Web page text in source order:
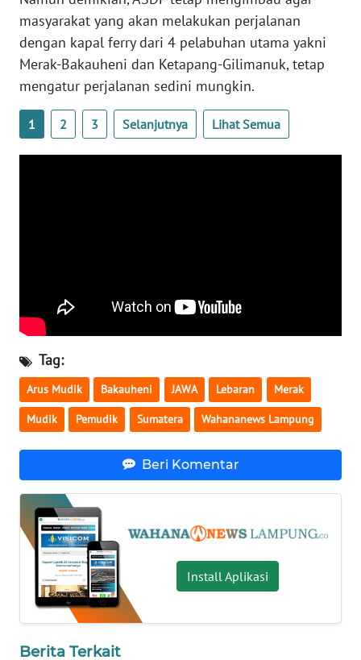
masyarakat yang akan melakukan perjalanan
dengan kapal ferry dari 4 pelabuhan utama yakni
Merak-Bakauheni dan Ketapang-Gilimanuk, tetap
mengatur perjalanan sedini mungkin.
1 2 3 Selanjutnya Lihat Semua
Tag:
Arus Mudik Bakauheni JAWA Lebaran Merak
Mudik Pemudik Sumatera Wahananews Lampung
Beri Komentar
Install Aplikasi
Berita Terkait
WN
SERAMBI
WN
WN
WN
SULBAR
WN
BABEL
SUMSEL
WN
BENGKULU
WN